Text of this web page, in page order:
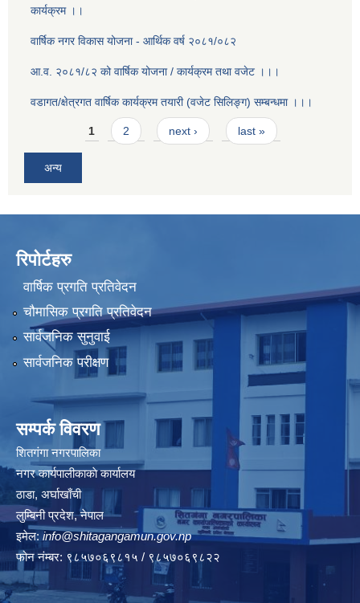
कार्यक्रम ।।
वार्षिक नगर विकास योजना - आर्थिक वर्ष २०८१/०८२
आ.व. २०८१/८२ को वार्षिक योजना / कार्यक्रम तथा वजेट ।।।
वडागत/क्षेत्रगत वार्षिक कार्यक्रम तयारी (वजेट सिलिङ्ग) सम्बन्धमा ।।।
Pages1 2 next › last »
अन्य
रिपोर्टहरु
वार्षिक प्रगति प्रतिवेदन
चौमासिक प्रगति प्रतिवेदन
सार्वजनिक सुनुवाई
सार्वजनिक परीक्षण
सम्पर्क विवरण
शितगंगा नगरपालिका
नगर कार्यपालीकाकाे कार्यालय
ठाडा, अर्घाखाँची
लुम्बिनी प्रदेश, नेपाल
इमेल: info@shitagangamun.gov.np
फोन नंम्बर: ९८५७०६९८१५ / ९८५७०६९८२२